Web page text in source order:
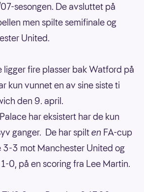
sesongen. De avsluttet på
men spilte semifinale og
United.
ligger fire plasser bak Watford på
kun vunnet en av sine siste ti
den 9. april.
har eksistert har de kun
ganger. De har spilten FA-cup
3-3 mot Manchester United og
0, på en scoring fra Lee Martin.